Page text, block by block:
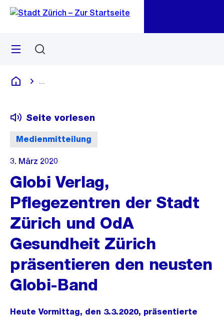
Navigation
Sprunglink
Menü
Deutsch
Medienmitteilung
Seite vorlesen
3. März 2020
Globi Verlag,
Pflegezentren der Stadt
Zürich und OdA
Gesundheit Zürich
präsentieren den neusten
Globi-Band
Heute Vormittag, den 3.3.2020, präsentierte